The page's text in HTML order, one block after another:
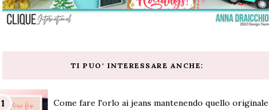
TI PUO' INTERESSARE ANCHE:
Come fare l'orlo ai jeans mantenendo quello originale